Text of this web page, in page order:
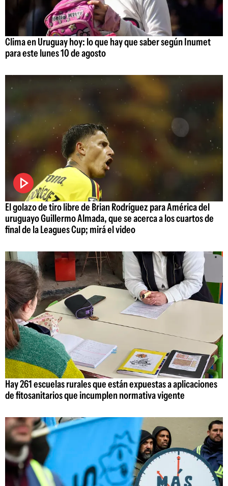
Clima en Uruguay hoy: lo que hay que saber según Inumet
para este lunes 10 de agosto
El golazo de tiro libre de Brian Rodríguez para América del
uruguayo Guillermo Almada, que se acerca a los cuartos de
final de la Leagues Cup; mirá el video
Hay 261 escuelas rurales que están expuestas a aplicaciones
de fitosanitarios que incumplen normativa vigente